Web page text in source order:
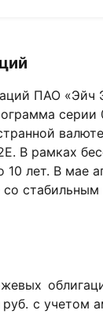
ПАО
серии
В рамках
лет. В мае
стабильным
с учетом